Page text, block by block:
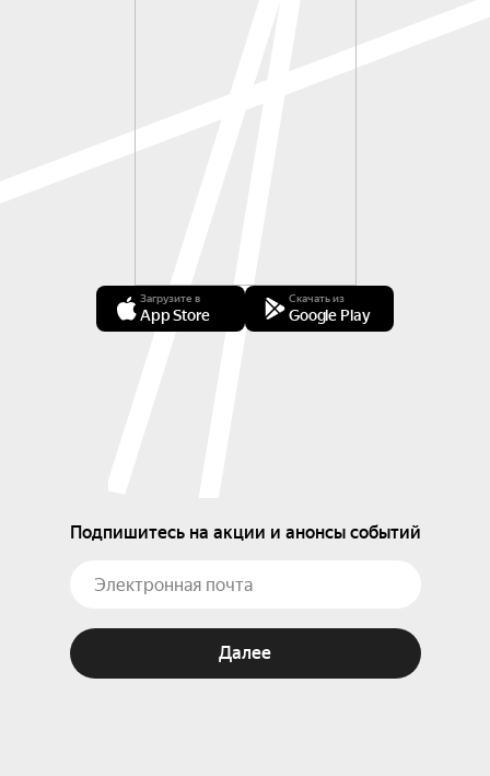
Загрузите в
App Store
Скачать из
Google Play
Подпишитесь на акции и анонсы событий
Далее